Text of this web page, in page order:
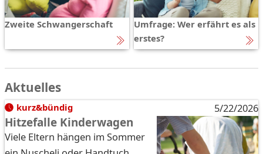
Zweite Schwangerschaft
Umfrage: Wer erfährt es als
erstes?
Aktuelles
kurz&bündig 5/22/2026
Hitzefalle Kinderwagen
Viele Eltern hängen im Sommer